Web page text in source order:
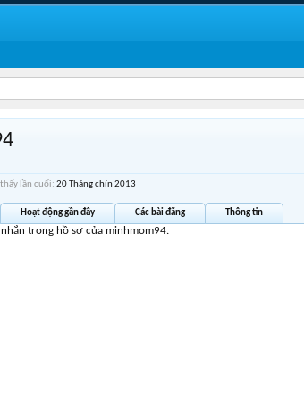
lần cuối: 20 Tháng chín 2013
Hoạt động gần đây Các bài đăng Thông tin
trong hồ sơ của minhmom94.